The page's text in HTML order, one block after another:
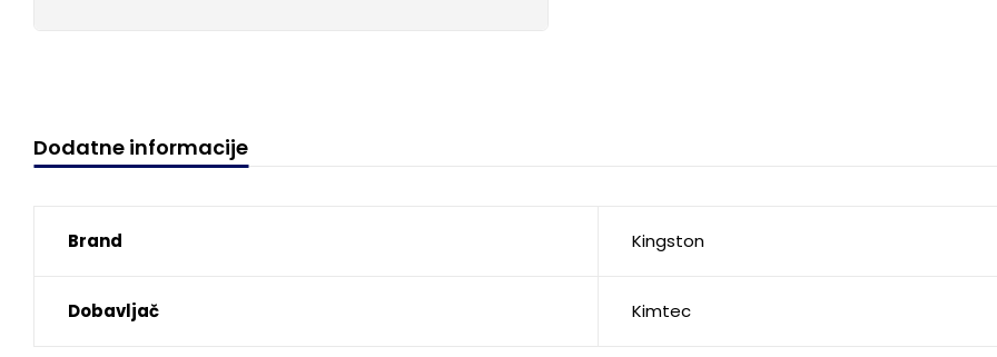
Dodatne informacije
Brand Kingston
Dobavljač Kimtec